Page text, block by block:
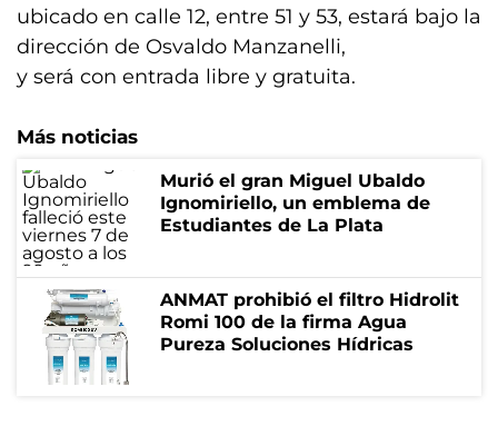
ubicado en calle 12, entre 51 y 53, estará bajo la
dirección de Osvaldo Manzanelli,
y será con entrada libre y gratuita.
Más noticias
Murió el gran Miguel Ubaldo
Ignomiriello, un emblema de
Estudiantes de La Plata
ANMAT prohibió el filtro Hidrolit
Romi 100 de la firma Agua
Pureza Soluciones Hídricas